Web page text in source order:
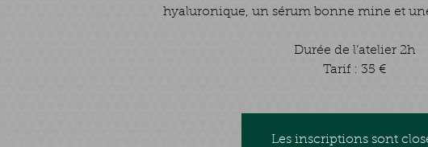
hyaluronique, un sérum bonne mine et
Durée de l’atelier 2h
Tarif : 35 €
Les inscriptions sont